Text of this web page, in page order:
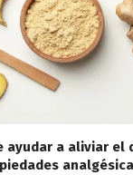
ayudar a aliviar el